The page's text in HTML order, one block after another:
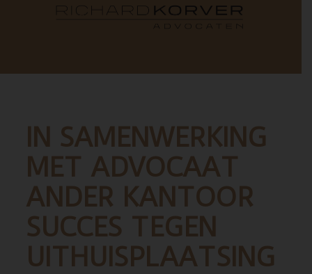
IN SAMENWERKING
MET ADVOCAAT
ANDER KANTOOR
SUCCES TEGEN
UITHUISPLAATSING